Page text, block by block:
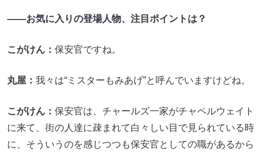
――お気に入りの登場人物、注目ポイントは？
こがけん： 保安官ですね。
丸屋： 我々は“ミスターもみあげ”と呼んでいますけどね。
こがけん： 保安官は、チャールズ一家がチャペルウェイト
に来て、街の人達に疎まれて白々しい目で見られている時
に、そういうのを感じつつも保安官としての職があるから